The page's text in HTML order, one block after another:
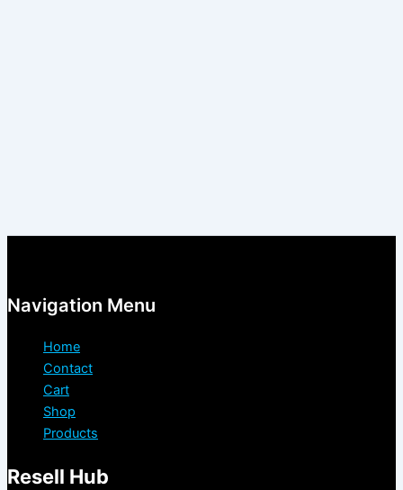
Navigation Menu
Home
Contact
Cart
Shop
Products
Resell Hub